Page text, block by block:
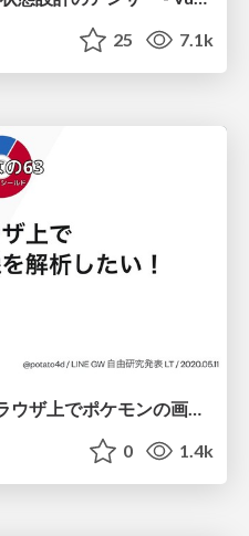
25 7.1k
Web Worker を使ってブラウザ上でポケモンの画像を解析したい！ / Pokemon recognition from screenshots in browser using web worker
0 1.4k